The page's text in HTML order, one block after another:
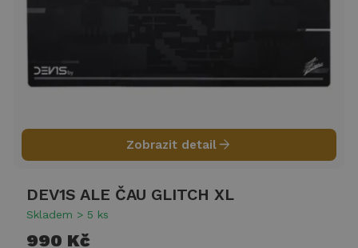
Zobrazit detailarrow_forward
DEV1S ALE ČAU GLITCH XL
Skladem > 5 ks
990 Kč